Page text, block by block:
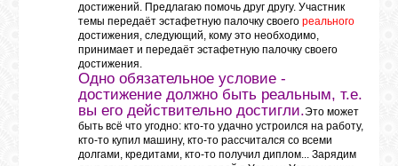
достижений. Предлагаю помочь друг другу. Участник
темы передаёт эстафетную палочку своего реального
достижения, следующий, кому это необходимо,
принимает и передаёт эстафетную палочку своего
достижения.
Одно обязательное условие -
достижение должно быть реальным, т.е.
вы его действительно достигли.Это может
быть всё что угодно: кто-то удачно устроился на работу,
кто-то купил машину, кто-то рассчитался со всеми
долгами, кредитами, кто-то получил диплом... Зарядим